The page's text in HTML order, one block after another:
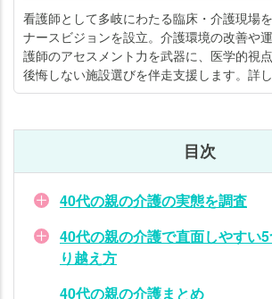
看護師として多岐にわたる臨床・介護現場
ナースビジョンを設立。介護環境の改善や
護師のアセスメント力を武器に、医学的視点
後悔しない施設選びを伴走支援します。詳
目次
40代の親の介護の実態を調査
40代の親の介護で直面しやすい
り越え方
40代の親の介護まとめ